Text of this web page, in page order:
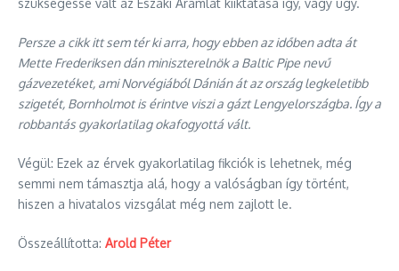
Persze a cikk itt sem tér ki arra, hogy ebben az időben adta át
Mette Frederiksen dán miniszterelnök a Baltic Pipe nevű
gázvezetéket, ami Norvégiából Dánián át az ország legkeletibb
szigetét, Bornholmot is érintve viszi a gázt Lengyelországba. Így a
robbantás gyakorlatilag okafogyottá vált.
Végül: Ezek az érvek gyakorlatilag fikciók is lehetnek, még
semmi nem támasztja alá, hogy a valóságban így történt,
hiszen a hivatalos vizsgálat még nem zajlott le.
Összeállította: Arold Péter